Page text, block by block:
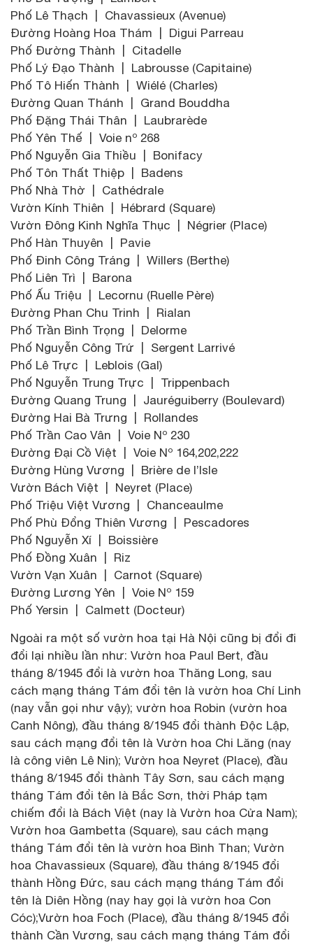
Phố Lê Thạch | Chavassieux (Avenue)
Đường Hoàng Hoa Thám | Digui Parreau
Phố Đường Thành | Citadelle
Phố Lý Đạo Thành | Labrousse (Capitaine)
Phố Tô Hiến Thành | Wiélé (Charles)
Đường Quan Thánh | Grand Bouddha
Phố Đặng Thái Thân | Laubrarède
Phố Yên Thế | Voie nº 268
Phố Nguyễn Gia Thiều | Bonifacy
Phố Tôn Thất Thiệp | Badens
Phố Nhà Thờ | Cathédrale
Vườn Kính Thiên | Hébrard (Square)
Vườn Đông Kinh Nghĩa Thục | Négrier (Place)
Phố Hàn Thuyên | Pavie
Phố Đinh Công Tráng | Willers (Berthe)
Phố Liên Trì | Barona
Phố Ấu Triệu | Lecornu (Ruelle Père)
Đường Phan Chu Trinh | Rialan
Phố Trần Bình Trọng | Delorme
Phố Nguyễn Công Trứ | Sergent Larrivé
Phố Lê Trực | Leblois (Gal)
Phố Nguyễn Trung Trực | Trippenbach
Đường Quang Trung | Jauréguiberry (Boulevard)
Đường Hai Bà Trưng | Rollandes
Phố Trần Cao Vân | Voie Nº 230
Đường Đại Cồ Việt | Voie Nº 164,202,222
Đường Hùng Vương | Brière de l’Isle
Vườn Bách Việt | Neyret (Place)
Phố Triệu Việt Vương | Chanceaulme
Phố Phù Đổng Thiên Vương | Pescadores
Phố Nguyễn Xí | Boissière
Phố Đồng Xuân | Riz
Vườn Vạn Xuân | Carnot (Square)
Đường Lương Yên | Voie Nº 159
Phố Yersin | Calmett (Docteur)
Ngoài ra một số vườn hoa tại Hà Nội cũng bị đổi đi
đổi lại nhiều lần như: Vườn hoa Paul Bert, đầu
tháng 8/1945 đổi là vườn hoa Thăng Long, sau
cách mạng tháng Tám đổi tên là vườn hoa Chí Linh
(nay vẫn gọi như vậy); vườn hoa Robin (vườn hoa
Canh Nông), đầu tháng 8/1945 đổi thành Độc Lập,
sau cách mạng đổi tên là Vườn hoa Chi Lăng (nay
là công viên Lê Nin); Vườn hoa Neyret (Place), đầu
tháng 8/1945 đổi thành Tây Sơn, sau cách mạng
tháng Tám đổi tên là Bắc Sơn, thời Pháp tạm
chiếm đổi là Bách Việt (nay là Vườn hoa Cửa Nam);
Vườn hoa Gambetta (Square), sau cách mạng
tháng Tám đổi tên là vườn hoa Bình Than; Vườn
hoa Chavassieux (Square), đầu tháng 8/1945 đổi
thành Hồng Đức, sau cách mạng tháng Tám đổi
tên là Diên Hồng (nay hay gọi là vườn hoa Con
Cóc);Vườn hoa Foch (Place), đầu tháng 8/1945 đổi
thành Cần Vương, sau cách mạng tháng Tám đổi